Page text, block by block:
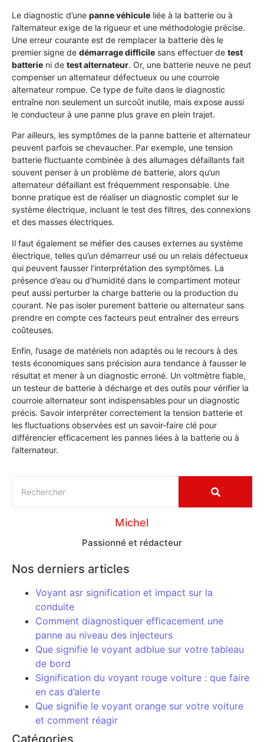
Le diagnostic d’une panne véhicule liée à la batterie ou à
l’alternateur exige de la rigueur et une méthodologie précise.
Une erreur courante est de remplacer la batterie dès le
premier signe de démarrage difficile sans effectuer de test
batterie ni de test alternateur. Or, une batterie neuve ne peut
compenser un alternateur défectueux ou une courroie
alternateur rompue. Ce type de fuite dans le diagnostic
entraîne non seulement un surcoût inutile, mais expose aussi
le conducteur à une panne plus grave en plein trajet.
Par ailleurs, les symptômes de la panne batterie et alternateur
peuvent parfois se chevaucher. Par exemple, une tension
batterie fluctuante combinée à des allumages défaillants fait
souvent penser à un problème de batterie, alors qu’un
alternateur défaillant est fréquemment responsable. Une
bonne pratique est de réaliser un diagnostic complet sur le
système électrique, incluant le test des filtres, des connexions
et des masses électriques.
Il faut également se méfier des causes externes au système
électrique, telles qu’un démarreur usé ou un relais défectueux
qui peuvent fausser l’interprétation des symptômes. La
présence d’eau ou d’humidité dans le compartiment moteur
peut aussi perturber la charge batterie ou la production du
courant. Ne pas isoler purement batterie ou alternateur sans
prendre en compte ces facteurs peut entraîner des erreurs
coûteuses.
Enfin, l’usage de matériels non adaptés ou le recours à des
tests économiques sans précision aura tendance à fausser le
résultat et mener à un diagnostic erroné. Un voltmètre fiable,
un testeur de batterie à décharge et des outils pour vérifier la
courroie alternateur sont indispensables pour un diagnostic
précis. Savoir interpréter correctement la tension batterie et
les fluctuations observées est un savoir-faire clé pour
différencier efficacement les pannes liées à la batterie ou à
l’alternateur.
Michel
Passionné et rédacteur
Nos derniers articles
Voyant asr signification et impact sur la
conduite
Comment diagnostiquer efficacement une
panne au niveau des injecteurs
Que signifie le voyant adblue sur votre tableau
de bord
Signification du voyant rouge voiture : que faire
en cas d’alerte
Que signifie le voyant orange sur votre voiture
et comment réagir